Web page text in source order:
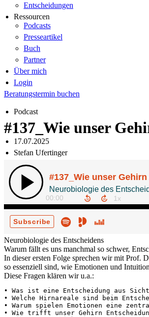
Entscheidungen
Ressourcen
Podcasts
Presseartikel
Buch
Partner
Über mich
Login
Beratungstermin buchen
Podcast
#137_Wie unser
17.07.2025
Stefan Ufertinger
Neurobiologie des Entscheidens
Warum fällt es uns manchmal so schwer,
In dieser ersten Folge sprechen wir mit Prof.
so essenziell sind, wie Emotionen und
Diese Fragen klären wir u.a.:
• Was ist eine Entscheidung aus
• Welche Hirnareale sind beim
• Warum spielen Emotionen eine
• Wie trifft unser Gehirn